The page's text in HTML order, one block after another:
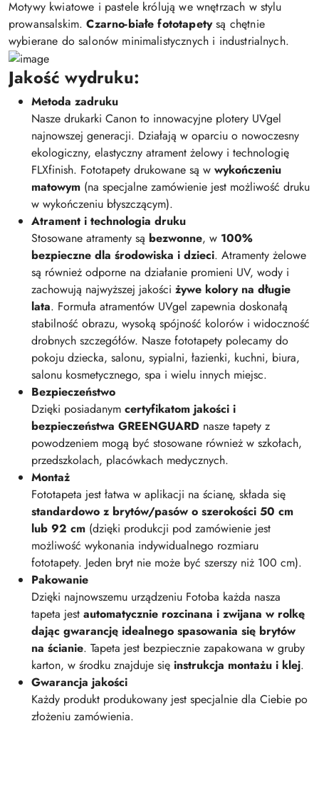
Motywy kwiatowe i pastele królują we wnętrzach w stylu
prowansalskim.Czarno-białe fototapetysą chętnie
wybierane do salonów minimalistycznych i industrialnych.
Jakość wydruku:
Metoda zadruku
Nasze drukarki Canon to innowacyjne plotery UVgel
najnowszej generacji. Działają w oparciu o nowoczesny
ekologiczny, elastyczny atrament żelowy i technologię
FLXfinish. Fototapety drukowane są w wykończeniu
matowym (na specjalne zamówienie jest możliwość druku
w wykończeniu błyszczącym).
Atrament i technologia druku
Stosowane atramenty są bezwonne, w 100%
bezpieczne dla środowiska i dzieci. Atramenty żelowe
są również odporne na działanie promieni UV, wody i
zachowują najwyższej jakości żywe kolory na długie
lata. Formuła atramentów UVgel zapewnia doskonałą
stabilność obrazu, wysoką spójność kolorów i widoczność
drobnych szczegółów. Nasze fototapety polecamy do
pokoju dziecka, salonu, sypialni, łazienki, kuchni, biura,
salonu kosmetycznego, spa i wielu innych miejsc.
Bezpieczeństwo
Dzięki posiadanym certyfikatom jakości i
bezpieczeństwa GREENGUARD nasze tapety z
powodzeniem mogą być stosowane również w szkołach,
przedszkolach, placówkach medycznych.
Montaż
Fototapeta jest łatwa w aplikacji na ścianę, składa się
standardowo z brytów/pasów o szerokości 50 cm
lub 92 cm (dzięki produkcji pod zamówienie jest
możliwość wykonania indywidualnego rozmiaru
fototapety. Jeden bryt nie może być szerszy niż 100 cm).
Pakowanie
Dzięki najnowszemu urządzeniu Fotoba każda nasza
tapeta jest automatycznie rozcinana i zwijana w rolkę
dając gwarancję idealnego spasowania się brytów
na ścianie. Tapeta jest bezpiecznie zapakowana w gruby
karton, w środku znajduje się instrukcja montażu i klej.
Gwarancja jakości
Każdy produkt produkowany jest specjalnie dla Ciebie po
złożeniu zamówienia.